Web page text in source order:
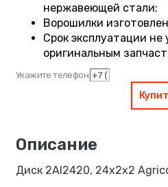
нержавеющей стали;
Ворошилки
Срок эксплуатации не
оригинальным
Укажите телефон
Диск 2AI2420, 24х2х2